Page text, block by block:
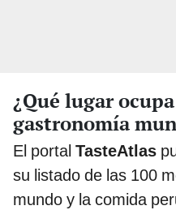
¿Qué lugar
gastronomía
El portal TasteAtlas
su listado de las 100
mundo y la comida